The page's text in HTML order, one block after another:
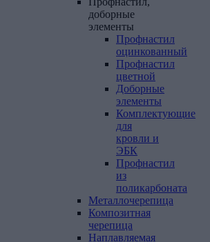
доборные
элементы
Профнастил
оцинкованный
Профнастил
цветной
Доборные
элементы
Комплектующие
для
кровли и
ЭБК
Профнастил
из
поликарбоната
Металлочерепица
Композитная
черепица
Наплавляемая